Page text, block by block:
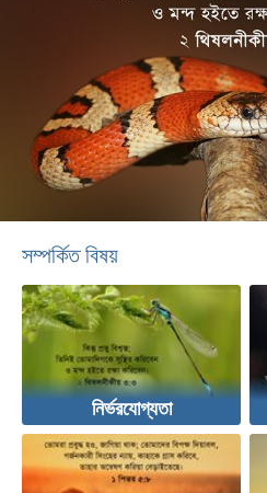
সম্পর্কিত বিষয়
নির্ভরযোগ্যতা